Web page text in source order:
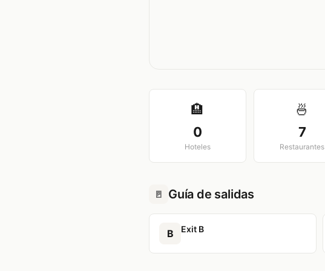
🏨
0
Hoteles
🍜
7
Restaurantes
🚪 Guía de salidas
B Exit B